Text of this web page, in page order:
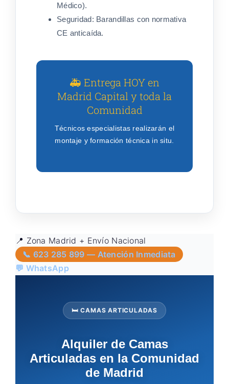
Médico).
Seguridad: Barandillas con normativa
CE anticaída.
🚑 Entrega HOY en
Madrid Capital y toda la
Comunidad
Técnicos especialistas realizarán el
montaje y formación técnica in situ.
📍 Zona Madrid + Envío Nacional
📞 623 285 899 — Atención Inmediata
💬 WhatsApp
🛏 CAMAS ARTICULADAS
Alquiler de Camas
Articuladas en la Comunidad
de Madrid